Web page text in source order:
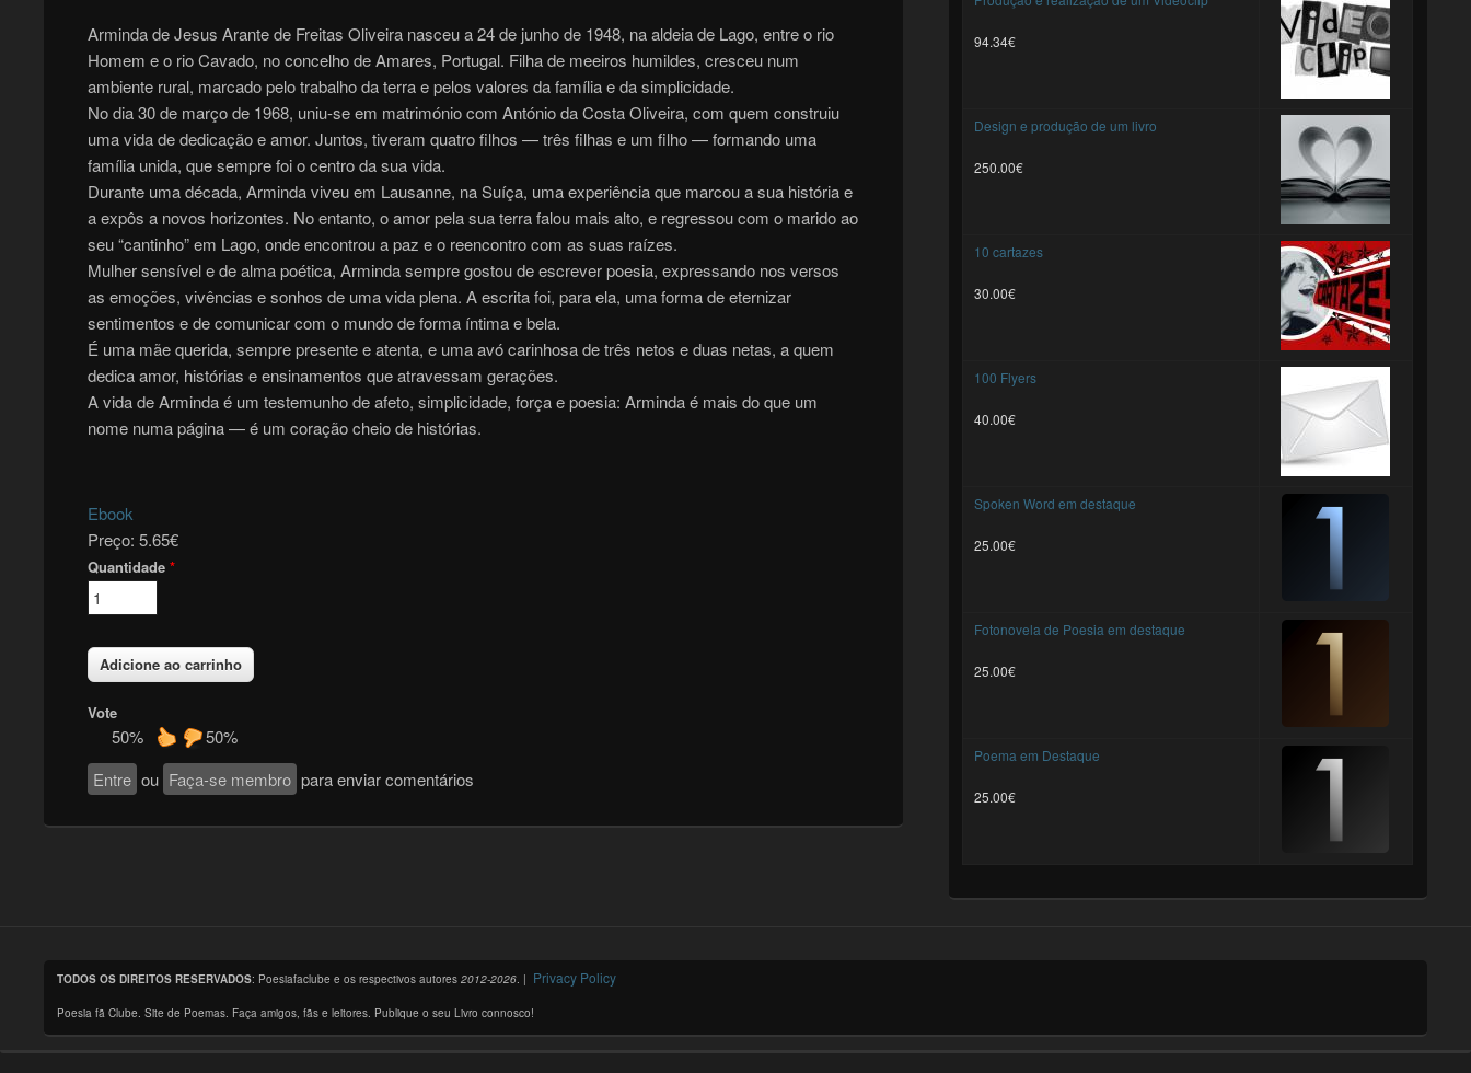
Arminda de Jesus Arante de Freitas Oliveira nasceu a 24 de junho de 1948, na aldeia de Lago, entre o rio
Homem e o rio Cavado, no concelho de Amares, Portugal. Filha de meeiros humildes, cresceu num
ambiente rural, marcado pelo trabalho da terra e pelos valores da família e da simplicidade.
No dia 30 de março de 1968, uniu-se em matrimónio com António da Costa Oliveira, com quem construiu
uma vida de dedicação e amor. Juntos, tiveram quatro filhos — três filhas e um filho — formando uma
família unida, que sempre foi o centro da sua vida.
Durante uma década, Arminda viveu em Lausanne, na Suíça, uma experiência que marcou a sua história e
a expôs a novos horizontes. No entanto, o amor pela sua terra falou mais alto, e regressou com o marido ao
seu “cantinho” em Lago, onde encontrou a paz e o reencontro com as suas raízes.
Mulher sensível e de alma poética, Arminda sempre gostou de escrever poesia, expressando nos versos
as emoções, vivências e sonhos de uma vida plena. A escrita foi, para ela, uma forma de eternizar
sentimentos e de comunicar com o mundo de forma íntima e bela.
É uma mãe querida, sempre presente e atenta, e uma avó carinhosa de três netos e duas netas, a quem
dedica amor, histórias e ensinamentos que atravessam gerações.
A vida de Arminda é um testemunho de afeto, simplicidade, força e poesia: Arminda é mais do que um
nome numa página — é um coração cheio de histórias.
Ebook
Preço: 5.65€
Quantidade *
Vote
50%
50%
Entre ou Faça-se membro para enviar comentários
94.34€
Design e produção de um livro
250.00€
10 cartazes
30.00€
100 Flyers
40.00€
Spoken Word em destaque
25.00€
Fotonovela de Poesia em destaque
25.00€
Poema em Destaque
25.00€
TODOS OS DIREITOS RESERVADOS: Poesiafaclube e os respectivos autores2012-2026. | Privacy Policy
Poesia fã Clube. Site de Poemas. Faça amigos, fãs e leitores. Publique o seu Livro connosco!